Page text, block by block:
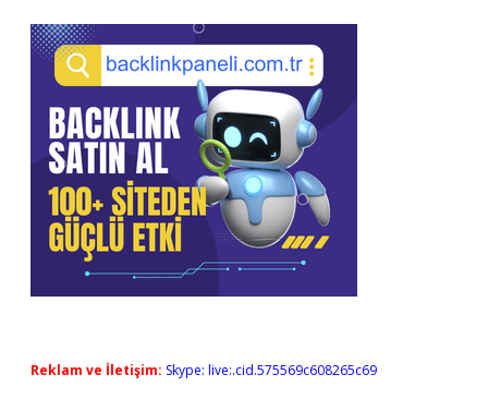
Sidebar
Reklam ve İletişim: Skype: live:.cid.575569c608265c69